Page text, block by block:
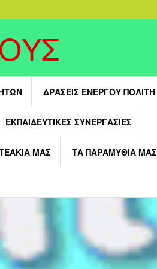
ΔΡΆΣΕΙΣ ΕΝΕΡΓΟΎ ΠΟΛΊΤΗ
ΕΚΠΑΙΔΕΥΤΙΚΈΣ ΣΥΝΕΡΓΑΣΊΕΣ
ΜΑΣ ΤΑ ΠΑΡΑΜΥΘΙΑ ΜΑΣ